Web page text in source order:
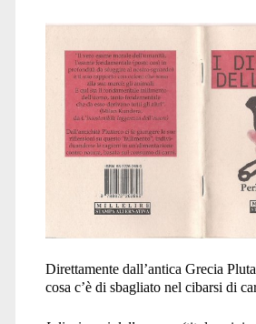
Direttamente dall’antica Grecia
cosa c’è di sbagliato nel cibarsi di